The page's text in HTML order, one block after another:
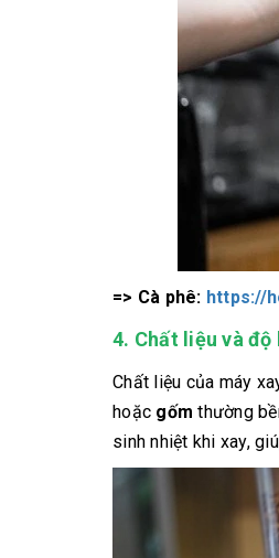
=> Cà phê: https://
4. Chất liệu và độ
Chất liệu của máy
hoặc gốm thường
sinh nhiệt khi xay,